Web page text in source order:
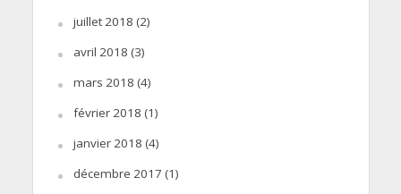
juillet 2018 (2)
avril 2018 (3)
mars 2018 (4)
février 2018 (1)
janvier 2018 (4)
décembre 2017 (1)